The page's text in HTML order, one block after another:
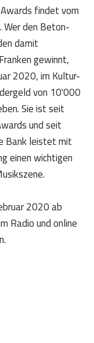
findet vom
den Beton-
damit
gewinnt,
2020, im Kultur-
von 10'000
Sie ist seit
und seit
Bank leistet mit
einen wichtigen
2020 ab
Radio und online